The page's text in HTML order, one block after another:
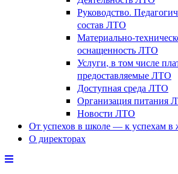
Руководство.
состав ЛТО
Материально-
оснащенность ЛТО
Услуги, в том числе
предоставляемые ЛТО
Доступная среда ЛТО
Организация питания
Новости ЛТО
От успехов в школе — к успехам в
О директорах